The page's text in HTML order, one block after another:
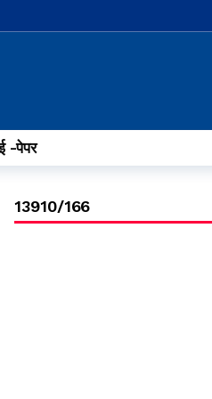
-पेपर
13910/166